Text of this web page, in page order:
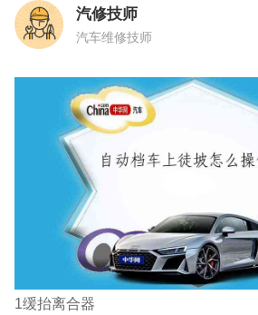
汽修技师
汽车维修技师
1缓抬离合器